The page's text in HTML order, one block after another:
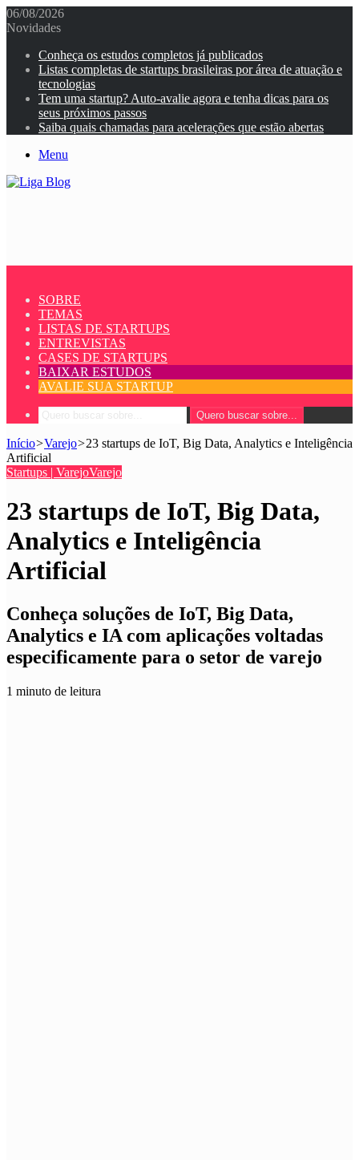
06/08/2026
Novidades
Conheça os estudos completos já publicados
Listas completas de startups brasileiras por área de atuação e
tecnologias
Tem uma startup? Auto-avalie agora e tenha dicas para os
seus próximos passos
Saiba quais chamadas para acelerações que estão abertas
Menu
SOBRE
TEMAS
LISTAS DE STARTUPS
ENTREVISTAS
CASES DE STARTUPS
BAIXAR ESTUDOS
AVALIE SUA STARTUP
Quero buscar sobre...
Início>Varejo>23 startups de IoT, Big Data, Analytics e Inteligência
Artificial
Startups | VarejoVarejo
23 startups de IoT, Big Data,
Analytics e Inteligência
Artificial
Conheça soluções de IoT, Big Data,
Analytics e IA com aplicações voltadas
especificamente para o setor de varejo
1 minuto de leitura